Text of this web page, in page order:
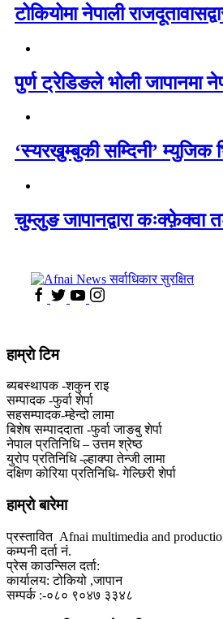
टोकियोमा नेपाली
पुर्ण ट्रेडिङले भोली जापानमा
‘स्यरखुम्बुकी सम्दिनी’ म्युजिक
चुम्लुङ जापानद्वारा कःक्फ़ेक्वा
हाम्राे टिम
ब्यबस्थापक -शकुन राइ
सम्पादक -फुर्वा शेर्पा
सहसम्पादक-म्हेन्दो लामा
‍बिशेष सम्पाददाता -फुर्वा जा‌ङबु शेर्पा
नेपाल प्रतिनिधि – उत्तम श्रेष्ठ
युरोप प्रतिनिधि -ल्हाक्पा तेन्जी लामा
दक्षिण कोरिया प्रतिनिधि- गेल्छिरी शेर्पा
हाम्रो बारेमा
प्रस्तावित Afnai multimedia and
कम्पनी दर्ता नं.
प्रेस काउन्सिल दर्ता:
कार्यालय: टोकियो ,जापान
सम्पर्क :-०८० ९०४७ ३३४८